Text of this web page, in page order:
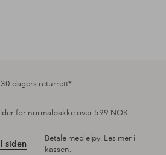
30 dagers returrett*
for normalpakke over 599 NOK
siden
Betale med elpy. Les mer i
kassen.